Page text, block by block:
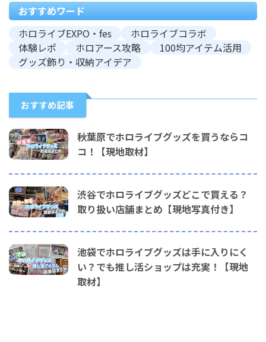
おすすめワード
ホロライブEXPO・fes
ホロライブコラボ
体験レポ
ホロアース攻略
100均アイテム活用
グッズ飾り・収納アイデア
おすすめ記事
秋葉原でホロライブグッズを買うならコ
コ！【現地取材】
渋谷でホロライブグッズどこで買える？
取り扱い店舗まとめ【現地写真付き】
池袋でホロライブグッズは手に入りにく
い？でも推し活ショップは充実！【現地
取材】